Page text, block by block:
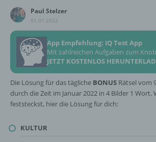
Paul Stelzer
01.01.2022
App Empfehlung: IQ Test App
Mit zahlreichen Aufgaben zum
JETZT KOSTENLOS
Die Lösung für das tägliche BONUS Rätsel vom
durch die Zeit im Januar 2022 in 4 Bilder 1
feststeckst, hier die Lösung für dich:
KULTUR